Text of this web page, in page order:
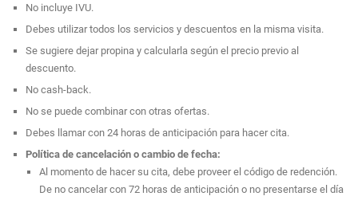
No incluye IVU.
Debes utilizar todos los servicios y descuentos en la misma visita.
Se sugiere dejar propina y calcularla según el precio previo al
descuento.
No cash-back.
No se puede combinar con otras ofertas.
Debes llamar con 24 horas de anticipación para hacer cita.
Política de cancelación o cambio de fecha:
Al momento de hacer su cita, debe proveer el código de redención.
De no cancelar con 72 horas de anticipación o no presentarse el día